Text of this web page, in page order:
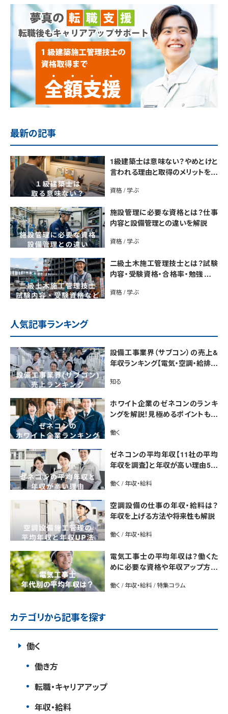
最新の記事
1級建築士は意味ない？やめとけと
言われる理由と取得のメリットを解
資格 / 学ぶ
施設管理に必要な資格とは？仕事
内容と設備管理との違いを解説
資格 / 学ぶ
二級土木施工管理技士とは？試験
内容・受験資格・合格率・勉強法を
資格 / 学ぶ
人気記事ランキング
設備工事業界（サブコン）の売上&
年収ランキング【電気・空調・給排水
市場規模も解説
知る
ホワイト企業のゼネコンのランキ
ングを解説！見極めるポイントも紹
働く
ゼネコンの平均年収【11社の平均
年収を調査】と年収が高い理由5選
働く / 年収・給料
空調設備の仕事の年収・給料は？
年収を上げる方法や将来性も解説
働く / 年収・給料
電気工事士の平均年収は？働くた
めに必要な資格や年収アップ方法
働く / 年収・給料 / 特集コラム
カテゴリから記事を探す
働く
働き方
転職・キャリアアップ
年収・給料